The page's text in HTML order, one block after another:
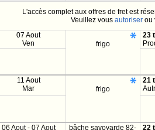
L'accès complet aux offres de fret est
Veuillez vousautoriser ou
07 Aout
Ven
frigo
23 t
11 Aout
Mar
frigo
21
06 Aout - 07 Aout
bâche savoyarde 82-
22